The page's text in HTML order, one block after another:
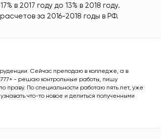
в 2017 году до 13% в 2018 году.
за 2016-2018 годы в РФ.
Сейчас преподаю в колледже, а в
- решаю контрольные работы, пишу
праву. По специальности работаю пять лет, уже
что-то новое и делиться полученными